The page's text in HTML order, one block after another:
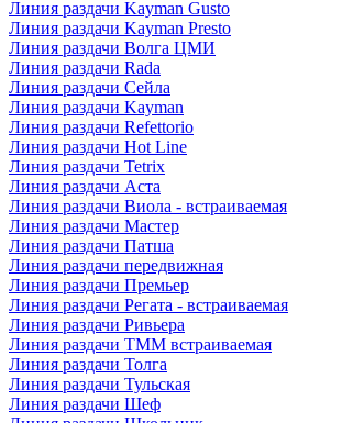
Линия раздачи Kayman Gusto
Линия раздачи Kayman Presto
Линия раздачи Волга ЦМИ
Линия раздачи Rada
Линия раздачи Сейла
Линия раздачи Kayman
Линия раздачи Refettorio
Линия раздачи Hot Line
Линия раздачи Tetrix
Линия раздачи Аста
Линия раздачи Виола - встраиваемая
Линия раздачи Мастер
Линия раздачи Патша
Линия раздачи передвижная
Линия раздачи Премьер
Линия раздачи Регата - встраиваемая
Линия раздачи Ривьера
Линия раздачи ТММ встраиваемая
Линия раздачи Толга
Линия раздачи Тульская
Линия раздачи Шеф